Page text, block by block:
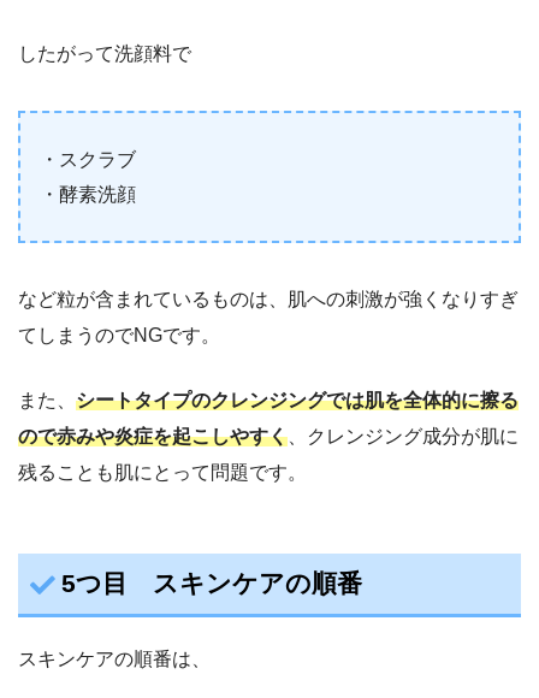
したがって洗顔料で
・スクラブ
・酵素洗顔
など粒が含まれているものは、肌への刺激が強くなりすぎ
てしまうのでNGです。
また、 シートタイプのクレンジングでは肌を全体的に擦る
ので赤みや炎症を起こしやすく 、クレンジング成分が肌に
残ることも肌にとって問題です。
5つ目 スキンケアの順番
スキンケアの順番は、